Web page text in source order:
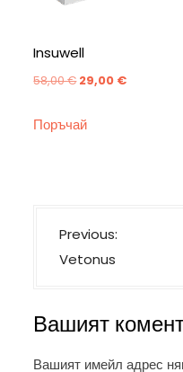
Insuwell
58,00€ Original
was:
29,00 €Текущата
Поръчай
Н
а
г
а
Previous:
Vetonus
Вашият
Вашият имейл адрес